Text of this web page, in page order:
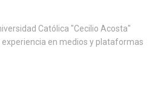
Católica "Cecilio Acosta"
en medios y plataformas